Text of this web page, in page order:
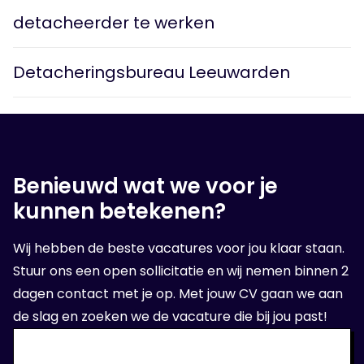
detacheerder te werken
Detacheringsbureau Leeuwarden
Benieuwd wat we voor je
kunnen betekenen?
Wij hebben de beste vacatures voor jou klaar staan.
Stuur ons een open sollicitatie en wij nemen binnen 2
dagen contact met je op. Met jouw CV gaan we aan
de slag en zoeken we de vacature die bij jou past!